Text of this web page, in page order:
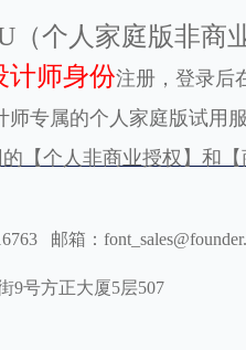
海报素材下载
（个人家庭版非商
计师身份注册，登录后
师专属的个人家庭版试用
【个人非商业授权】和
邮箱：
9号方正大厦5层507